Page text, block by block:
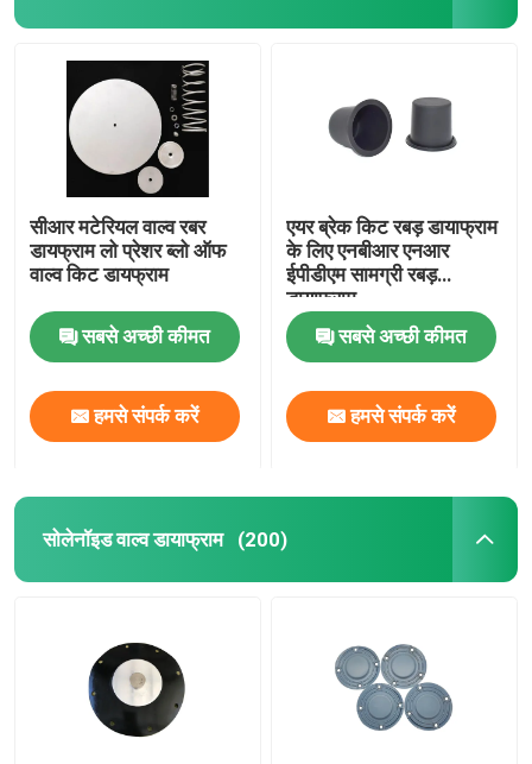
सीआर मटेरियल वाल्व रबर
डायफ्राम लो प्रेशर ब्लो ऑफ
वाल्व किट डायफ्राम
सबसे अच्छी कीमत
हमसे संपर्क करें
एयर ब्रेक किट रबड़ डायाफ्राम
के लिए एनबीआर एनआर
ईपीडीएम सामग्री रबड़
डायाफ्राम
सबसे अच्छी कीमत
हमसे संपर्क करें
सोलेनॉइड वाल्व डायाफ्राम (200)